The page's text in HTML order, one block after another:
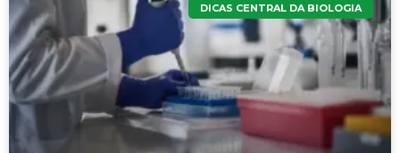
DICAS CENTRAL DA BIOLOGIA